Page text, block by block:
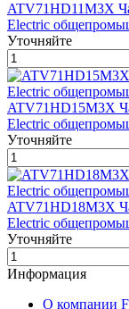
ATV71HD11M3X
Electric
Уточняйте
ATV71HD15M3X
Electric
Уточняйте
ATV71HD18M3X
Electric
Уточняйте
Информация
О компании